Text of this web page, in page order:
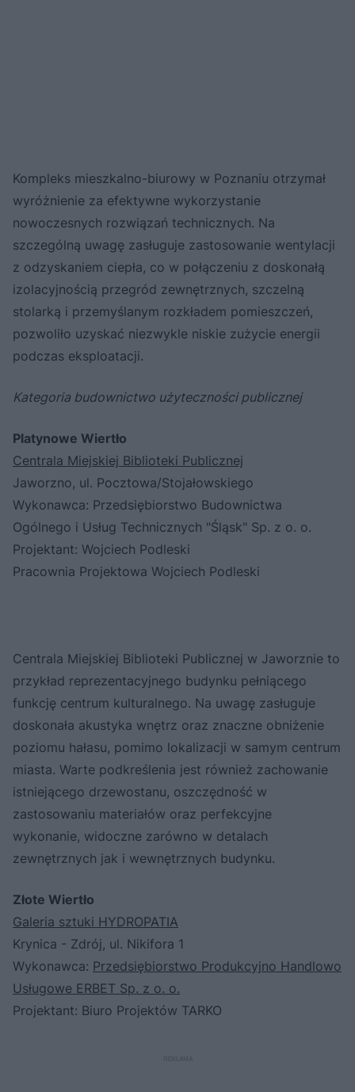
Kompleks mieszkalno-biurowy w Poznaniu otrzymał
wyróżnienie za efektywne wykorzystanie
nowoczesnych rozwiązań technicznych. Na
szczególną uwagę zasługuje zastosowanie wentylacji
z odzyskaniem ciepła, co w połączeniu z doskonałą
izolacyjnością przegród zewnętrznych, szczelną
stolarką i przemyślanym rozkładem pomieszczeń,
pozwoliło uzyskać niezwykle niskie zużycie energii
podczas eksploatacji.
Kategoria budownictwo użyteczności publicznej
Platynowe Wiertło
Centrala Miejskiej Biblioteki Publicznej
Jaworzno, ul. Pocztowa/Stojałowskiego
Wykonawca: Przedsiębiorstwo Budownictwa
Ogólnego i Usług Technicznych "Śląsk" Sp. z o. o.
Projektant: Wojciech Podleski
Pracownia Projektowa Wojciech Podleski
Centrala Miejskiej Biblioteki Publicznej w Jaworznie to
przykład reprezentacyjnego budynku pełniącego
funkcję centrum kulturalnego. Na uwagę zasługuje
doskonała akustyka wnętrz oraz znaczne obniżenie
poziomu hałasu, pomimo lokalizacji w samym centrum
miasta. Warte podkreślenia jest również zachowanie
istniejącego drzewostanu, oszczędność w
zastosowaniu materiałów oraz perfekcyjne
wykonanie, widoczne zarówno w detalach
zewnętrznych jak i wewnętrznych budynku.
Złote Wiertło
Galeria sztuki HYDROPATIA
Krynica - Zdrój, ul. Nikifora 1
Wykonawca: Przedsiębiorstwo Produkcyjno Handlowo
Usługowe ERBET Sp. z o. o.
Projektant: Biuro Projektów TARKO